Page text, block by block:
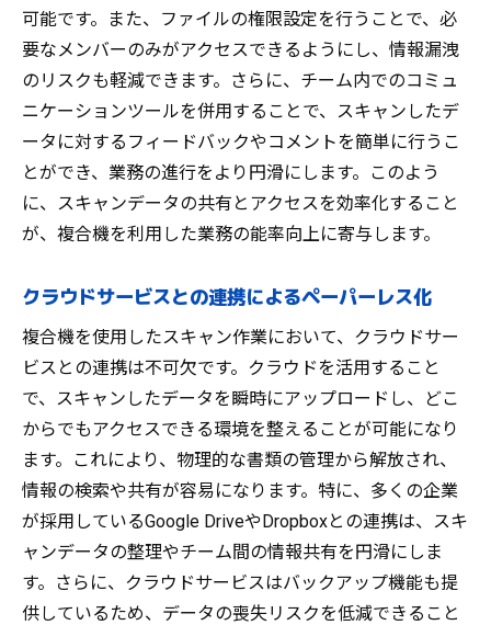
可能です。また、ファイルの権限設定を行うことで、必
要なメンバーのみがアクセスできるようにし、情報漏洩
のリスクも軽減できます。さらに、チーム内でのコミュ
ニケーションツールを併用することで、スキャンしたデ
ータに対するフィードバックやコメントを簡単に行うこ
とができ、業務の進行をより円滑にします。このよう
に、スキャンデータの共有とアクセスを効率化すること
が、複合機を利用した業務の能率向上に寄与します。
クラウドサービスとの連携によるペーパーレス化
複合機を使用したスキャン作業において、クラウドサー
ビスとの連携は不可欠です。クラウドを活用すること
で、スキャンしたデータを瞬時にアップロードし、どこ
からでもアクセスできる環境を整えることが可能になり
ます。これにより、物理的な書類の管理から解放され、
情報の検索や共有が容易になります。特に、多くの企業
が採用しているGoogle DriveやDropboxとの連携は、スキ
ャンデータの整理やチーム間の情報共有を円滑にしま
す。さらに、クラウドサービスはバックアップ機能も提
供しているため、データの喪失リスクを低減できること